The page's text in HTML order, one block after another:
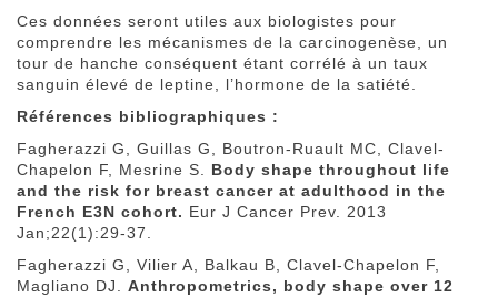
Ces données seront utiles aux biologistes pour
comprendre les mécanismes de la carcinogenèse, un
tour de hanche conséquent étant corrélé à un taux
sanguin élevé de leptine, l’hormone de la satiété.
Références bibliographiques :
Fagherazzi G, Guillas G, Boutron-Ruault MC, Clavel-
Chapelon F, Mesrine S. Body shape throughout life
and the risk for breast cancer at adulthood in the
French E3N cohort. Eur J Cancer Prev. 2013
Jan;22(1):29-37.
Fagherazzi G, Vilier A, Balkau B, Clavel-Chapelon F,
Magliano DJ. Anthropometrics, body shape over 12